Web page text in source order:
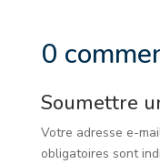
0
Soumettre
Votre adresse e-
obligatoires sont